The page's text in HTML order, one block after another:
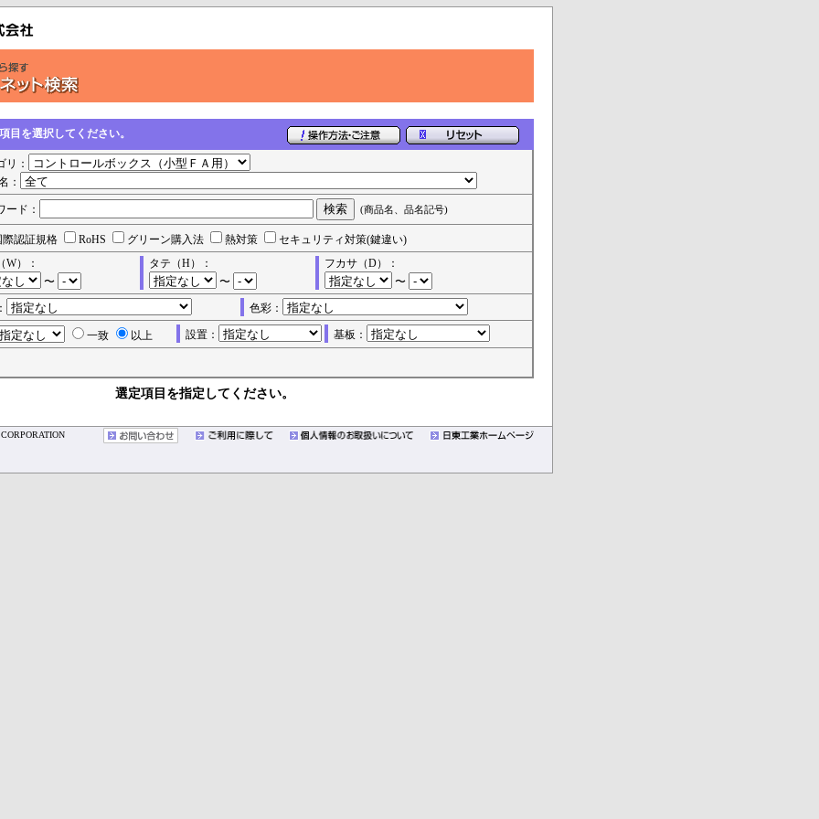
目を選択してください。
リ：
：
ード： (商品名、品名記号)
際認証規格 RoHS グリーン購入法 熱対策 セキュリティ対策(鍵違い)
W）：
〜
タテ（H）：
〜
フカサ（D）：
〜
色彩：
一致 以上 設置： 基板：
選定項目を指定してください。